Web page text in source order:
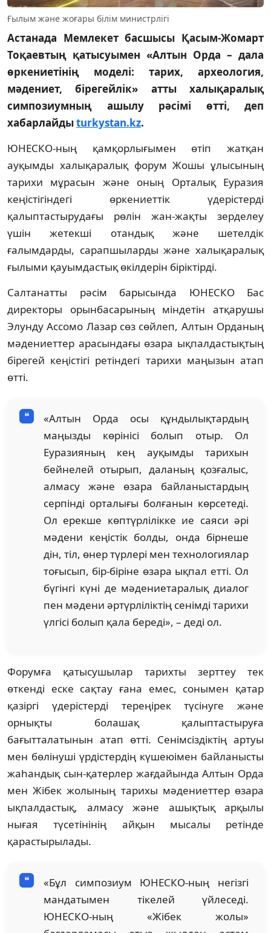
Ғылым және жоғары білім министрлігі
Астанада Мемлекет басшысы Қасым-Жомарт
Тоқаевтың қатысуымен «Алтын Орда – дала
өркениетінің моделі: тарих, археология,
мәдениет, бірегейлік» атты халықаралық
симпозиумның ашылу рәсімі өтті, деп
хабарлайдыturkystan.kz.
ЮНЕСКО-ның қамқорлығымен өтіп жатқан
ауқымды халықаралық форум Жошы ұлысының
тарихи мұрасын және оның Орталық Еуразия
кеңістігіндегі өркениеттік үдерістерді
қалыптастырудағы рөлін жан-жақты зерделеу
үшін жетекші отандық және шетелдік
ғалымдарды, сарапшыларды және халықаралық
ғылыми қауымдастық өкілдерін біріктірді.
Салтанатты рәсім барысында ЮНЕСКО Бас
директоры орынбасарының міндетін атқарушы
Элунду Ассомо Лазар сөз сөйлеп, Алтын Орданың
мәдениеттер арасындағы өзара ықпалдастықтың
бірегей кеңістігі ретіндегі тарихи маңызын атап
өтті.
«Алтын Орда осы құндылықтардың
маңызды көрінісі болып отыр. Ол
Еуразияның кең ауқымды тарихын
бейнелей отырып, даланың қозғалыс,
алмасу және өзара байланыстардың
серпінді орталығы болғанын көрсетеді.
Ол ерекше көптүрлілікке ие саяси әрі
мәдени кеңістік болды, онда бірнеше
дін, тіл, өнер түрлері мен технологиялар
тоғысып, бір-біріне өзара ықпал етті. Ол
бүгінгі күні де мәдениетаралық диалог
пен мәдени әртүрліліктің сенімді тарихи
үлгісі болып қала береді», – деді ол.
Форумға қатысушылар тарихты зерттеу тек
өткенді еске сақтау ғана емес, сонымен қатар
қазіргі үдерістерді тереңірек түсінуге және
орнықты болашақ қалыптастыруға
бағытталатынын атап өтті. Сенімсіздіктің артуы
мен бөлінуші үрдістердің күшеюімен байланысты
жаһандық сын-қатерлер жағдайында Алтын Орда
мен Жібек жолының тарихы мәдениеттер өзара
ықпалдастық, алмасу және ашықтық арқылы
нығая түсетінінің айқын мысалы ретінде
қарастырылады.
«Бұл симпозиум ЮНЕСКО-ның негізгі
мандатымен тікелей үйлеседі.
ЮНЕСКО-ның «Жібек жолы»